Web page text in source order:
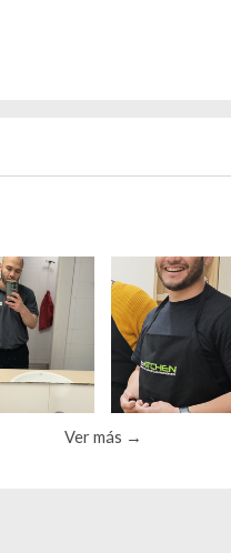
Ver más